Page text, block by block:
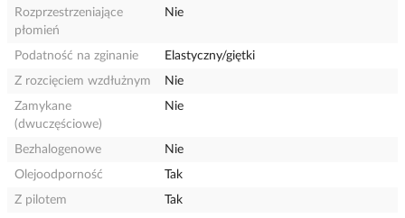
Rozprzestrzeniające
płomień
Nie
Podatność na zginanie
Elastyczny/giętki
Z rozcięciem wzdłużnym
Nie
Zamykane
(dwuczęściowe)
Nie
Bezhalogenowe
Nie
Olejoodporność
Tak
Z pilotem
Tak